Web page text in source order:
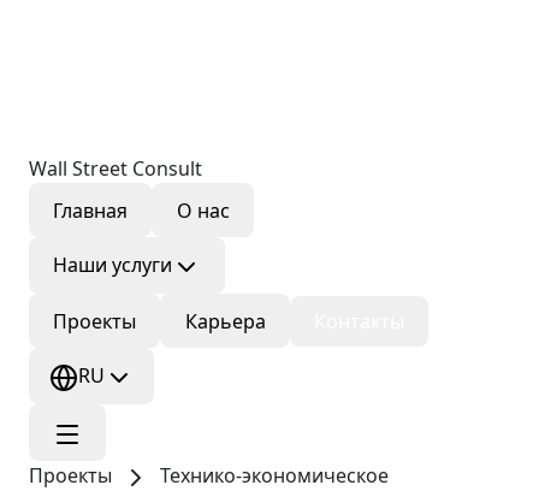
Wall Street Consult
Главная
О нас
Наши услуги
Проекты Карьера
RU
Проекты
Технико-экономическое